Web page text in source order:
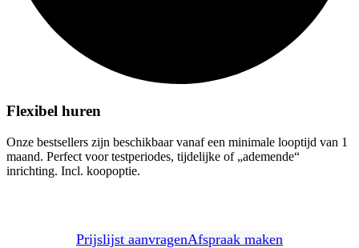
Flexibel huren
Onze bestsellers zijn beschikbaar vanaf een minimale looptijd van 1
maand. Perfect voor testperiodes, tijdelijke of „ademende“
inrichting. Incl. koopoptie.
Prijslijst aanvragenAfspraak maken